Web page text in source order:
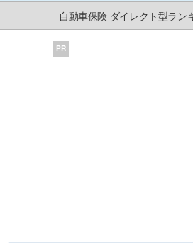
自動車保険 ダイレクト型ラ
PR